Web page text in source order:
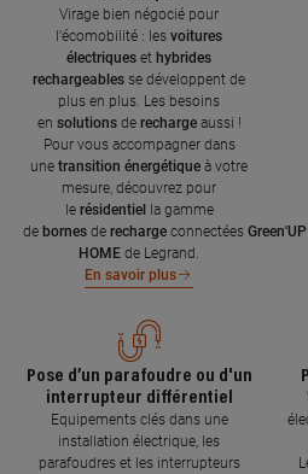
Virage bien négocié pour
l’écomobilité : les voitures
électriques et hybrides
rechargeables se développent de
plus en plus. Les besoins
en solutions de recharge aussi !
Pour vous accompagner dans
une transition énergétique à votre
mesure, découvrez pour
le résidentiel la gamme
de bornes de recharge connectées Green'UP
HOME de Legrand.
En savoir plus
Pose d’un parafoudre ou d'un
interrupteur différentiel
Equipements clés dans une
installation électrique, les
parafoudres et les interrupteurs